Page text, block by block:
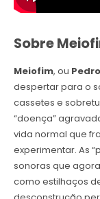
Sobre
Meiofim, ou
despertar para o
cassetes e
“doença”
vida normal que
experimentar. As
sonoras que
como estilhaços